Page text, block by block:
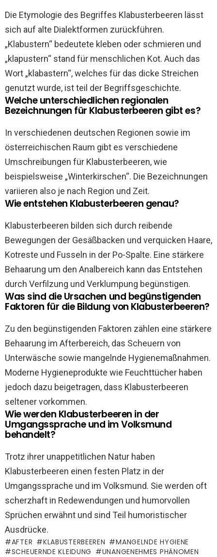
Die Etymologie des Begriffes Klabusterbeeren lässt
sich auf alte Dialektformen zurückführen.
„Klabustern“ bedeutete kleben oder schmieren und
„klapustern“ stand für menschlichen Kot. Auch das
Wort „klabastern“, welches für das dicke Streichen
genutzt wurde, ist teil der Begriffsgeschichte.
Welche unterschiedlichen regionalen
Bezeichnungen für Klabusterbeeren gibt es?
In verschiedenen deutschen Regionen sowie im
österreichischen Raum gibt es verschiedene
Umschreibungen für Klabusterbeeren, wie
beispielsweise „Winterkirschen“. Die Bezeichnungen
variieren also je nach Region und Zeit.
Wie entstehen Klabusterbeeren genau?
Klabusterbeeren bilden sich durch reibende
Bewegungen der Gesäßbacken und verquicken Haare,
Kotreste und Fusseln in der Po-Spalte. Eine stärkere
Behaarung um den Analbereich kann das Entstehen
durch Verfilzung und Verklumpung begünstigen.
Was sind die Ursachen und begünstigenden
Faktoren für die Bildung von Klabusterbeeren?
Zu den begünstigenden Faktoren zählen eine stärkere
Behaarung im Afterbereich, das Scheuern von
Unterwäsche sowie mangelnde Hygienemaßnahmen.
Moderne Hygieneprodukte wie Feuchttücher haben
jedoch dazu beigetragen, dass Klabusterbeeren
seltener vorkommen.
Wie werden Klabusterbeeren in der
Umgangssprache und im Volksmund
behandelt?
Trotz ihrer unappetitlichen Natur haben
Klabusterbeeren einen festen Platz in der
Umgangssprache und im Volksmund. Sie werden oft
scherzhaft in Redewendungen und humorvollen
Sprüchen erwähnt und sind Teil humoristischer
Ausdrücke.
AFTER KLABUSTERBEEREN
MANGELNDE HYGIENE
SCHEUERNDE KLEIDUNG
UNANGENEHMES PHÄNOMEN